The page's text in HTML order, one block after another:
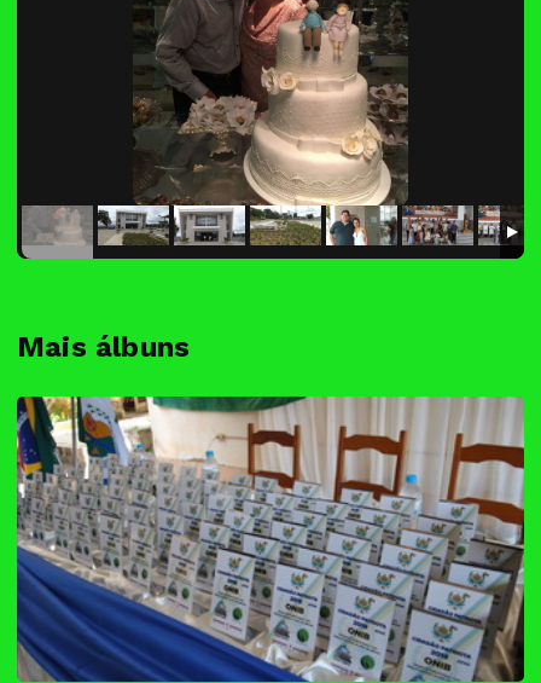
Mais álbuns